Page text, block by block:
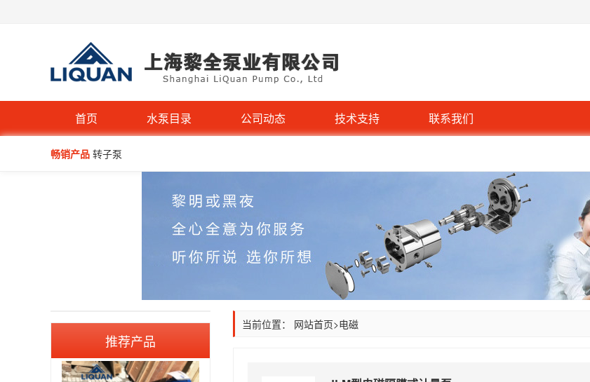
首页 水泵目录 公司动态 技术支持 联系我们
畅销产品 转子泵
推荐产品
WQP型不锈钢无堵塞潜水排污泵
BAW-P型医药级卫生离心泵 当前位置： 网站首页>电磁